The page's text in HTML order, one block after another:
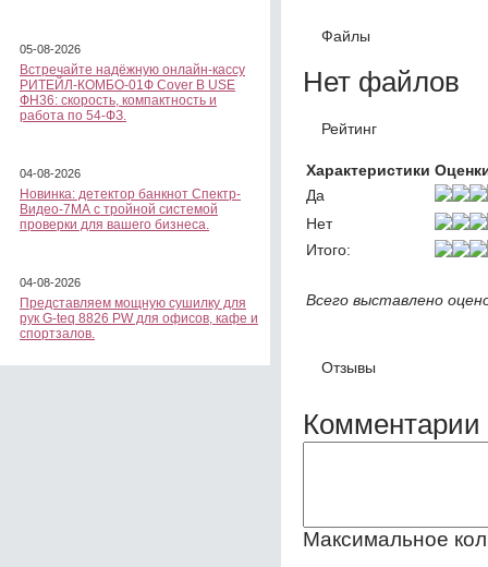
05-08-2026
Встречайте надёжную онлайн-кассу
РИТЕЙЛ-КОМБО-01Ф Cover B USE
ФН36: скорость, компактность и
работа по 54-ФЗ.
04-08-2026
Новинка: детектор банкнот Спектр-
Видео-7МА с тройной системой
проверки для вашего бизнеса.
04-08-2026
Представляем мощную сушилку для
рук G-teq 8826 PW для офисов, кафе и
спортзалов.
Файлы
Нет файлов
Рейтинг
Характеристики
Да
Нет
Итого:
Всего выставлено
Отзывы
Комментарии
Максимальное